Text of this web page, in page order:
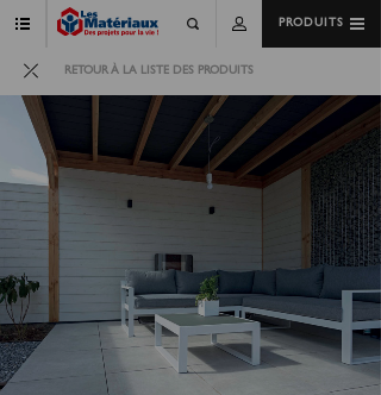
PRODUITS
RETOUR À LA LISTE DES PRODUITS